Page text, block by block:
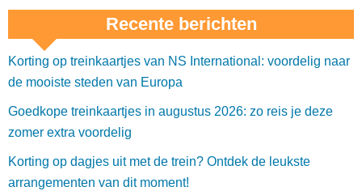
Recente berichten
Korting op treinkaartjes van NS International: voordelig naar
de mooiste steden van Europa
Goedkope treinkaartjes in augustus 2026: zo reis je deze
zomer extra voordelig
Korting op dagjes uit met de trein? Ontdek de leukste
arrangementen van dit moment!